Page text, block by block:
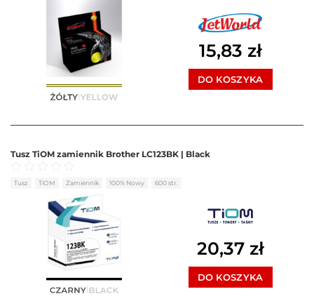
15,83 zł
DO KOSZYKA
Tusz TiOM zamiennik Brother LC123BK | Black
Oceniono0na 5
Tusz TiOM Zamiennik 100% Nowy 600 str.
20,37 zł
DO KOSZYKA